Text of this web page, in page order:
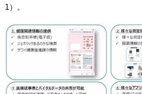
1）。